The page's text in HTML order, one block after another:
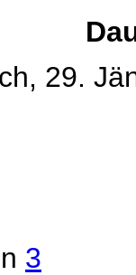
29.
3